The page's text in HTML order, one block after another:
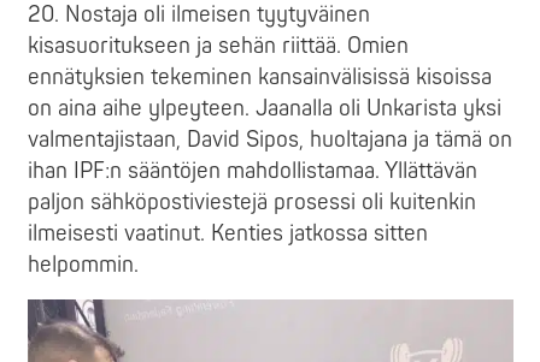
20. Nostaja oli ilmeisen tyytyväinen
kisasuoritukseen ja sehän riittää. Omien
ennätyksien tekeminen kansainvälisissä kisoissa
on aina aihe ylpeyteen. Jaanalla oli Unkarista yksi
valmentajistaan, David Sipos, huoltajana ja tämä on
ihan IPF:n sääntöjen mahdollistamaa. Yllättävän
paljon sähköpostiviestejä prosessi oli kuitenkin
ilmeisesti vaatinut. Kenties jatkossa sitten
helpommin.